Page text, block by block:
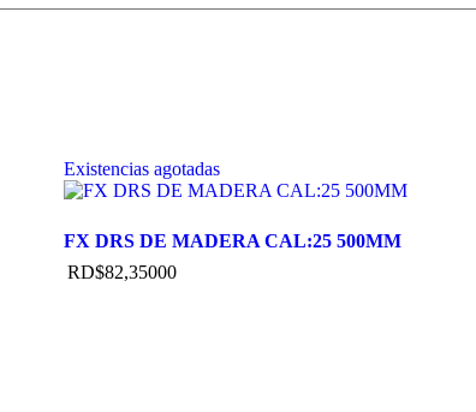
Existencias agotadas
FX DRS DE MADERA CAL:25 500MM
RD$82,35000